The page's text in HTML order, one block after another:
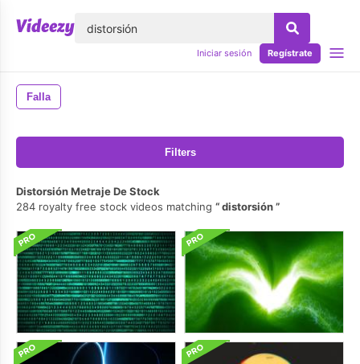
Iniciar sesión Regístrate
Falla
Filters
Distorsión Metraje De Stock
284 royalty free stock videos matching
distorsión